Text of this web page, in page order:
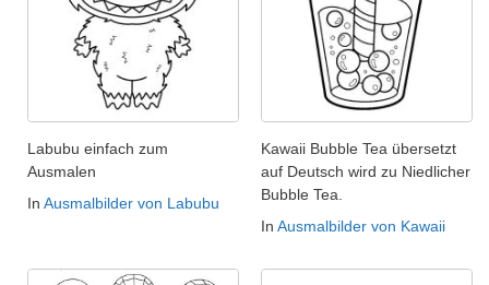
Labubu einfach zum
Ausmalen
In Ausmalbilder von Labubu
Kawaii Bubble Tea übersetzt
auf Deutsch wird zu Niedlicher
Bubble Tea.
In Ausmalbilder von Kawaii